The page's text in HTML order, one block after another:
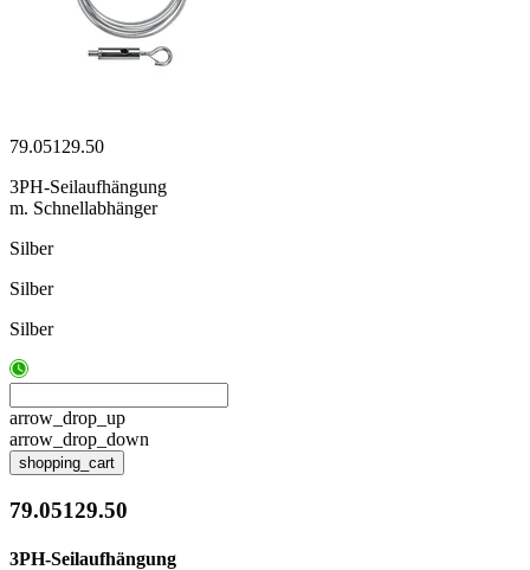
79.05129.50
3PH-Seilaufhängung
m. Schnellabhänger
Silber
Silber
Silber
arrow_drop_up
arrow_drop_down
shopping_cart
79.05129.50
3PH-Seilaufhängung